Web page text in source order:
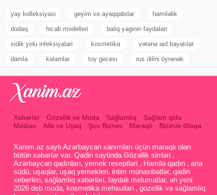
yay kolleksiyasi geyim və ayaqqabılar hamiləlik
dodaq hicab modelleri baliq yaginin faydalari
sidik yolu infeksiyalari kosmetika vətənə aid bayatılar
damla kəlamlar toy gecesı rus dilini öyrənək
Xəbərlər Gözəllik və Moda Sağlamlıq
Sağlam qida
Mətbəx
Ailə və Uşaq Şou Biznes Maraqlı Bizimlə Əlaqə
Xanım.az saytı Azərbaycan xanımları üçün maraqlı olan
bütün xəbərlər var. Qadin saytinda Gözəllik sirrləri ,
Azərbaycan qadınları, yemek reseptləri , Hamilə qadın , ana
südü, uşaqlar, uşaq yemekleri, intim münasibətlər, qadin
xeberleri, sağlamlıq xəbərləri, faydalı melumatlar, ən yeni
2026 deb moda, kosmetika mehsullari , gozellik və sağlamlıq